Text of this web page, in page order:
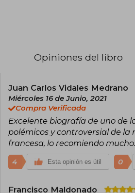
Opiniones del libro
Juan Carlos Vidales Medrano
Miércoles 16 de Junio, 2021
Compra Verificada
Excelente biografía de uno de
polémicos y controversial de la
francesa, lo recomiendo mucho.
4 Esta opinión es útil 0
Francisco Maldonado